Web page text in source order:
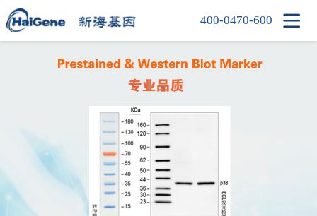
产品中心
公司简介
400-0470-600 